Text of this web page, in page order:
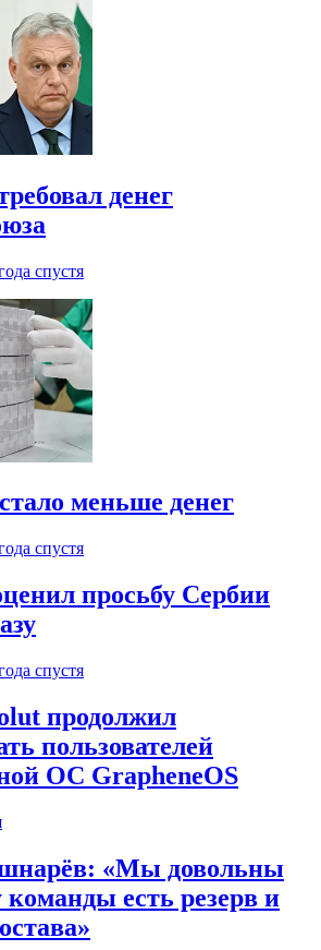
денег
спустя
меньше денег
спустя
просьбу Сербии
спустя
продолжил
пользователей
ОС GrapheneOS
«Мы довольны
команды есть резерв и